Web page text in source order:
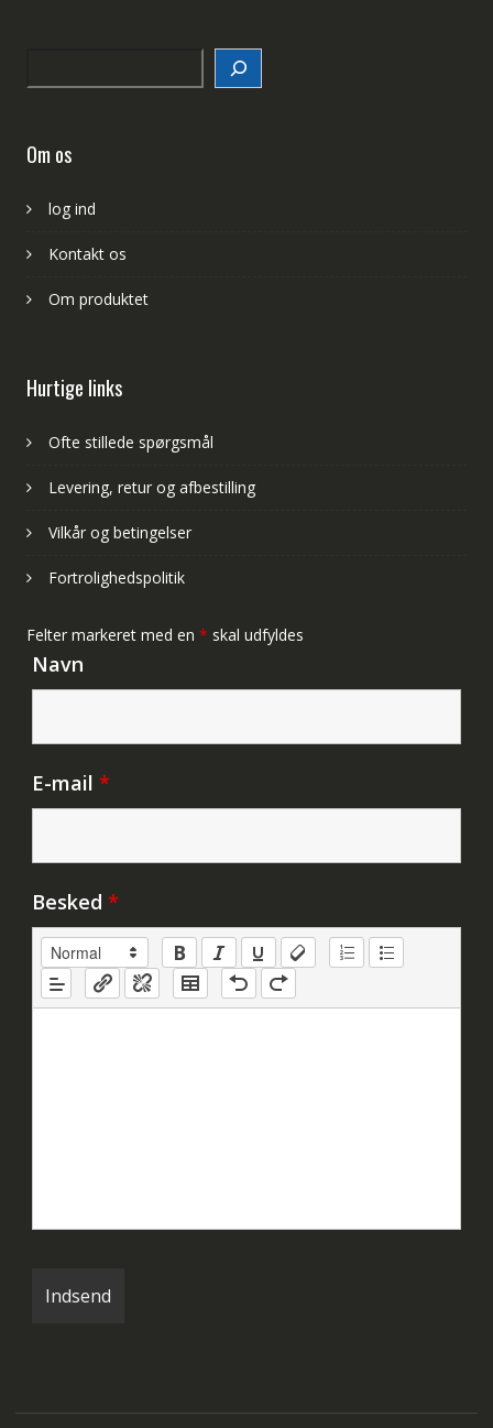
Om os
log ind
Kontakt os
Om produktet
Hurtige links
Ofte stillede spørgsmål
Levering, retur og afbestilling
Vilkår og betingelser
Fortrolighedspolitik
Felter markeret med en * skal udfyldes
Navn
E-mail *
Besked *